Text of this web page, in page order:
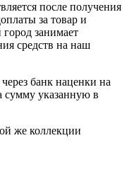
после получения
за товар и
город занимает
средств на наш
банк наценки на
сумму указанную в
же коллекции